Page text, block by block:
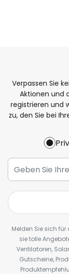
Verpassen Sie
Aktionen und
registrieren und
zu, den Sie bei
Melden Sie sich
sie tolle
Ventilatoren,
Gutscheine,